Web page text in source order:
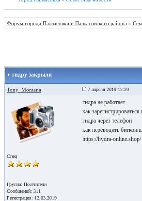
Форум города Палласовки и Палласовского района »
гидру закрыли
Tony_Montana 7 апреля 2019 12:20
Спец
Группа: Посетители
Сообщений: 311
Регистрация: 12.03.2019
гидра не работает
как зарегистрироваться
гидра через телефон
как переводить
https://hydra-online.shop/